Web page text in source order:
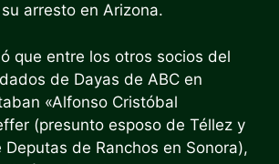
arresto en Arizona.
que entre los otros socios del
de Dayas de ABC en
«Alfonso Cristóbal
(presunto esposo de Téllez y
de Ranchos en Sonora),